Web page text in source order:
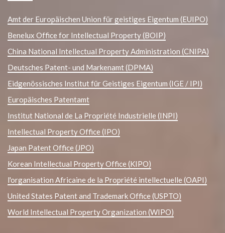
Amt der Europäischen Union für geistiges Eigentum (EUIPO)
Benelux Office for Intellectual Property (BOIP)
China National Intellectual Property Administration (CNIPA)
Deutsches Patent- und Markenamt (DPMA)
Eidgenössisches Institut für Geistiges Eigentum (IGE / IPI)
Europäisches Patentamt
Institut National de La Propriété Industrielle (INPI)
Intellectual Property Office (IPO)
Japan Patent Office (JPO)
Korean Intellectual Property Office (KIPO)
l'organisation Africaine de la Propriété intellectuelle (OAPI)
United States Patent and Trademark Office (USPTO)
World Intellectual Property Organization (WIPO)